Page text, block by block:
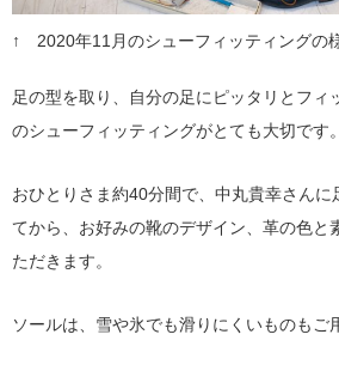
↑ 2020年11月のシューフィッティングの
足の型を取り、自分の足にピッタリとフィ
のシューフィッティングがとても大切です。
おひとりさま約40分間で、中丸貴幸さん
てから、お好みの靴のデザイン、革の色と
ただきます。
ソールは、雪や氷でも滑りにくいものもご